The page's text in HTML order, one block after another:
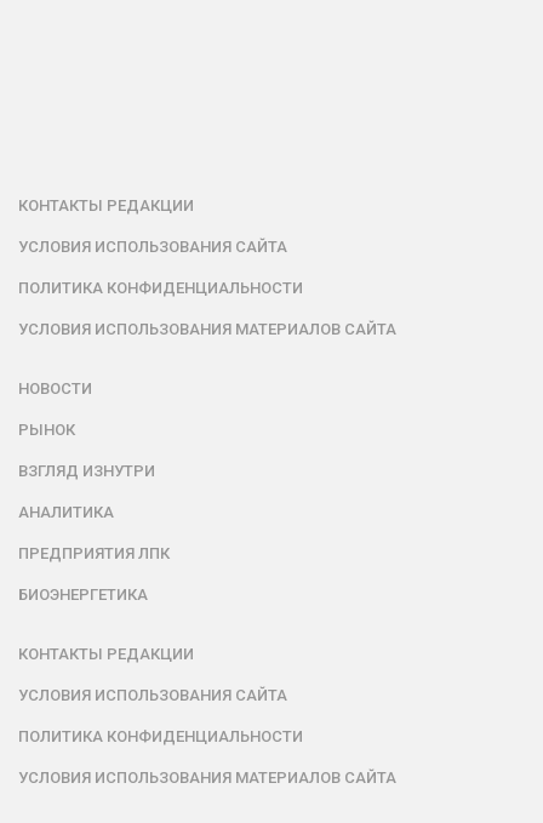
КОНТАКТЫ РЕДАКЦИИ
УСЛОВИЯ ИСПОЛЬЗОВАНИЯ САЙТА
ПОЛИТИКА КОНФИДЕНЦИАЛЬНОСТИ
УСЛОВИЯ ИСПОЛЬЗОВАНИЯ МАТЕРИАЛОВ САЙТА
НОВОСТИ
РЫНОК
ВЗГЛЯД ИЗНУТРИ
АНАЛИТИКА
ПРЕДПРИЯТИЯ ЛПК
БИОЭНЕРГЕТИКА
КОНТАКТЫ РЕДАКЦИИ
УСЛОВИЯ ИСПОЛЬЗОВАНИЯ САЙТА
ПОЛИТИКА КОНФИДЕНЦИАЛЬНОСТИ
УСЛОВИЯ ИСПОЛЬЗОВАНИЯ МАТЕРИАЛОВ САЙТА